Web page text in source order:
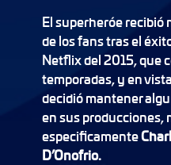
El superheróe recibió
de los fans tras el
Netflix del 2015, que
temporadas, y en
decidió mantener
en sus producciones,
especificamente
D’Onofrio.